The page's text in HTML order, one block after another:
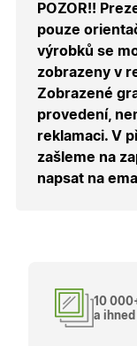
POZOR!!
pouze
výrobků se
zobrazeny v
Zobrazené
provedení,
reklamaci. V
zašleme na
napsat na
10
a